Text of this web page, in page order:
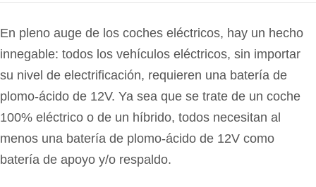
En pleno auge de los coches eléctricos, hay un hecho
innegable: todos los vehículos eléctricos, sin importar
su nivel de electrificación, requieren una batería de
plomo-ácido de 12V. Ya sea que se trate de un coche
100% eléctrico o de un híbrido, todos necesitan al
menos una batería de plomo-ácido de 12V como
batería de apoyo y/o respaldo.